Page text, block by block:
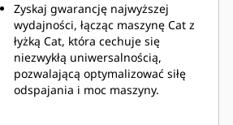
Zyskaj gwarancję najwyższej
wydajności, łącząc maszynę Cat z
łyżką Cat, która cechuje się
niezwykłą uniwersalnością,
pozwalającą optymalizować siłę
odspajania i moc maszyny.